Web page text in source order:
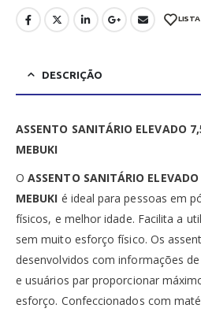
LISTA
DESCRIÇÃO
ASSENTO SANITÁRIO ELEVADO
MEBUKI
OASSENTO SANITÁRIO
MEBUKI é ideal para pessoas em
físicos, e melhor idade. Facilita a
sem muito esforço físico. Os
desenvolvidos com informações
e usuários par proporcionar
esforço. Confeccionados com